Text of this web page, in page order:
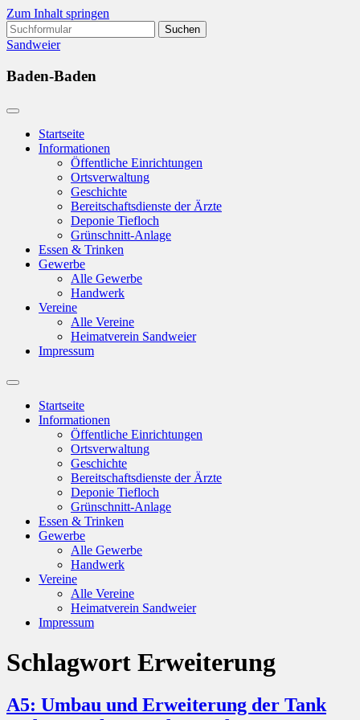
Zum Inhalt springen
Suchen
nach:
Sandweier
Baden-Baden
Startseite
Informationen
Öffentliche Einrichtungen
Ortsverwaltung
Geschichte
Bereitschaftsdienste der Ärzte
Deponie Tiefloch
Grünschnitt-Anlage
Essen & Trinken
Gewerbe
Alle Gewerbe
Handwerk
Vereine
Alle Vereine
Heimatverein Sandweier
Impressum
Suchfeld
ein-/ausblenden
Startseite
Informationen
Öffentliche Einrichtungen
Ortsverwaltung
Geschichte
Bereitschaftsdienste der Ärzte
Deponie Tiefloch
Grünschnitt-Anlage
Essen & Trinken
Gewerbe
Alle Gewerbe
Handwerk
Vereine
Alle Vereine
Heimatverein Sandweier
Impressum
Schlagwort Erweiterung
A5: Umbau und Erweiterung der Tank